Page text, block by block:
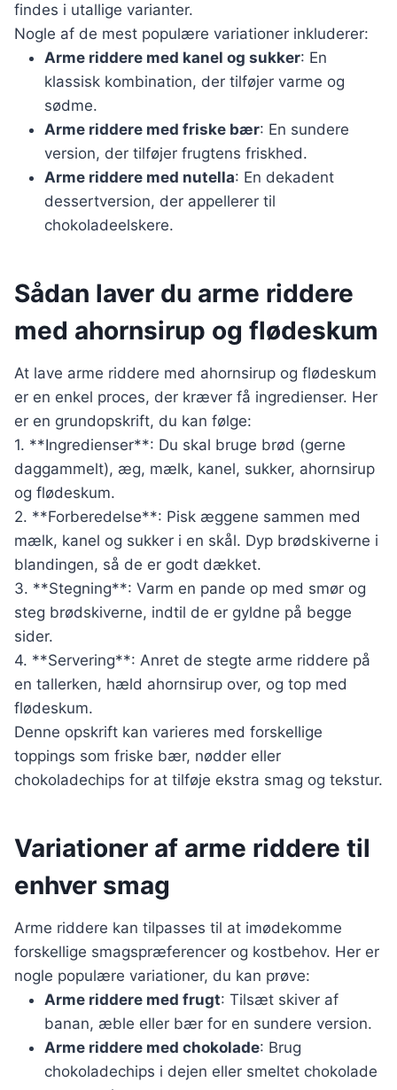
findes i utallige varianter.
Nogle af de mest populære variationer inkluderer:
Arme riddere med kanel og sukker: En
klassisk kombination, der tilføjer varme og
sødme.
Arme riddere med friske bær: En sundere
version, der tilføjer frugtens friskhed.
Arme riddere med nutella: En dekadent
dessertversion, der appellerer til
chokoladeelskere.
Sådan laver du arme riddere
med ahornsirup og flødeskum
At lave arme riddere med ahornsirup og flødeskum
er en enkel proces, der kræver få ingredienser. Her
er en grundopskrift, du kan følge:
1. **Ingredienser**: Du skal bruge brød (gerne
daggammelt), æg, mælk, kanel, sukker, ahornsirup
og flødeskum.
2. **Forberedelse**: Pisk æggene sammen med
mælk, kanel og sukker i en skål. Dyp brødskiverne i
blandingen, så de er godt dækket.
3. **Stegning**: Varm en pande op med smør og
steg brødskiverne, indtil de er gyldne på begge
sider.
4. **Servering**: Anret de stegte arme riddere på
en tallerken, hæld ahornsirup over, og top med
flødeskum.
Denne opskrift kan varieres med forskellige
toppings som friske bær, nødder eller
chokoladechips for at tilføje ekstra smag og tekstur.
Variationer af arme riddere til
enhver smag
Arme riddere kan tilpasses til at imødekomme
forskellige smagspræferencer og kostbehov. Her er
nogle populære variationer, du kan prøve:
Arme riddere med frugt: Tilsæt skiver af
banan, æble eller bær for en sundere version.
Arme riddere med chokolade: Brug
chokoladechips i dejen eller smeltet chokolade